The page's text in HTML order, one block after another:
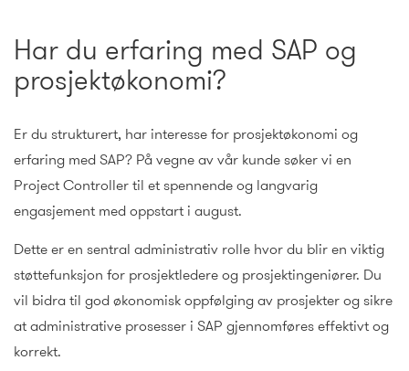
Har du erfaring med SAP og
prosjektøkonomi?
Er du strukturert, har interesse for prosjektøkonomi og
erfaring med SAP? På vegne av vår kunde søker vi en
Project Controller til et spennende og langvarig
engasjement med oppstart i august.
Dette er en sentral administrativ rolle hvor du blir en viktig
støttefunksjon for prosjektledere og prosjektingeniører. Du
vil bidra til god økonomisk oppfølging av prosjekter og sikre
at administrative prosesser i SAP gjennomføres effektivt og
korrekt.